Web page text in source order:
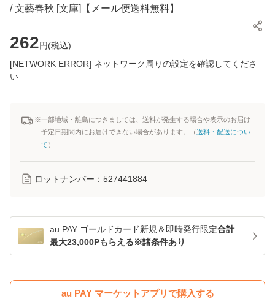
/ 文藝春秋 [文庫]【メール便送料無料】
262円(税込)
[NETWORK ERROR] ネットワーク周りの設定を確認してくださ
い
※一部地域・離島につきましては、送料が発生する場合や表示のお届け
予定日期間内にお届けできない場合があります。（送料・配送につい
て ）
ロットナンバー： 527441884
au PAY ゴールドカード新規＆即時発行限定合計
最大23,000Pもらえる※諸条件あり
au PAY マーケットアプリで購入する